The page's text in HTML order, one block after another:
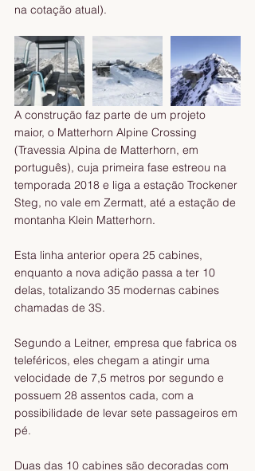
na cotação atual).
A construção faz parte de um projeto
maior, o Matterhorn Alpine Crossing
(Travessia Alpina de Matterhorn, em
português), cuja primeira fase estreou na
temporada 2018 e liga a estação Trockener
Steg, no vale em Zermatt, até a estação de
montanha Klein Matterhorn.
Esta linha anterior opera 25 cabines,
enquanto a nova adição passa a ter 10
delas, totalizando 35 modernas cabines
chamadas de 3S.
Segundo a Leitner, empresa que fabrica os
teleféricos, eles chegam a atingir uma
velocidade de 7,5 metros por segundo e
possuem 28 assentos cada, com a
possibilidade de levar sete passageiros em
pé.
Duas das 10 cabines são decoradas com